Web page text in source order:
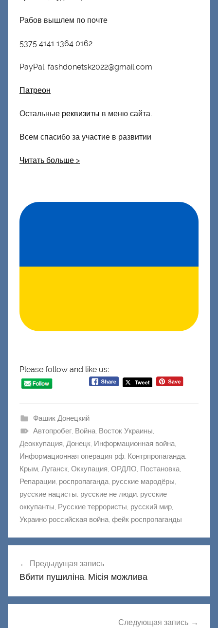
Рабов вышлем по почте
5375 4141 1364 0162
PayPal: fashdonetsk2022@gmail.com
Патреон
Остальные реквизиты в меню сайта.
Всем спасибо за участие в развитии
Читать больше >
Please follow and like us:
Фашик Донецкий
Автопробег, Война, Восток Украины,
Деоккупация, Донецк, Информационная война,
Информационная операция рф, Контрпропаганда,
Крым, Луганск, Оккупация, ОРДЛО, Постановка,
Репарации, роспропаганда, русские мародёры,
русские нацисты, русские не люди, русские
оккупанты, Русские террористы, русский мир,
Украино российская война, фейк роспропаганды
по
Предыдущая запись
Вбити пушиліна. Місія можлива
Следующая запись